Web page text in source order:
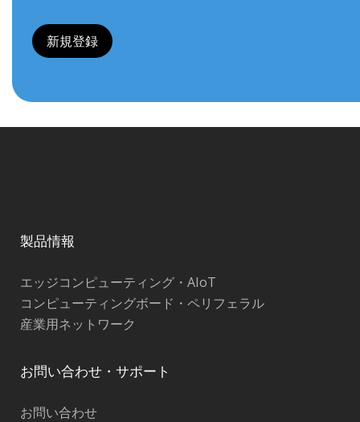
新規登録
製品情報
エッジコンピューティング・AIoT
コンピューティングボード・ペリフェラル
産業用ネットワーク
お問い合わせ・サポート
お問い合わせ